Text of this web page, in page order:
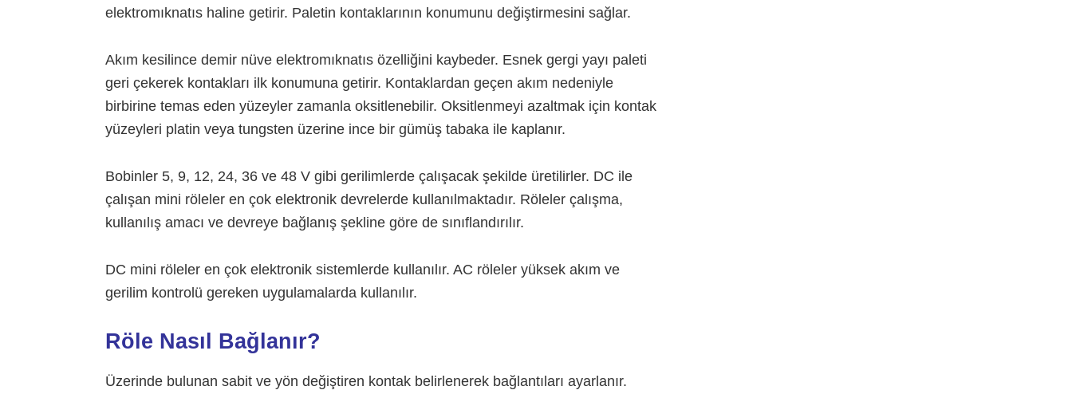
elektromıknatıs haline getirir. Paletin kontaklarının konumunu değiştirmesini sağlar.
Akım kesilince demir nüve elektromıknatıs özelliğini kaybeder. Esnek gergi yayı paleti
geri çekerek kontakları ilk konumuna getirir. Kontaklardan geçen akım nedeniyle
birbirine temas eden yüzeyler zamanla oksitlenebilir. Oksitlenmeyi azaltmak için kontak
yüzeyleri platin veya tungsten üzerine ince bir gümüş tabaka ile kaplanır.
Bobinler 5, 9, 12, 24, 36 ve 48 V gibi gerilimlerde çalışacak şekilde üretilirler. DC ile
çalışan mini röleler en çok elektronik devrelerde kullanılmaktadır. Röleler çalışma,
kullanılış amacı ve devreye bağlanış şekline göre de sınıflandırılır.
DC mini röleler en çok elektronik sistemlerde kullanılır. AC röleler yüksek akım ve
gerilim kontrolü gereken uygulamalarda kullanılır.
Röle Nasıl Bağlanır?
Üzerinde bulunan sabit ve yön değiştiren kontak belirlenerek bağlantıları ayarlanır.